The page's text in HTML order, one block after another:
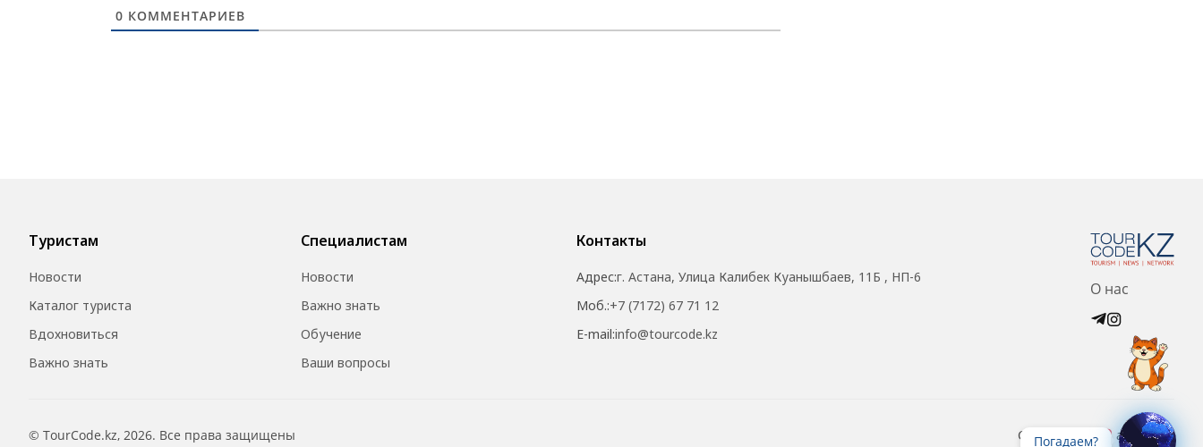
0 КОММЕНТАРИЕВ
Туристам
Новости
Каталог туриста
Вдохновиться
Важно знать
Специалистам
Новости
Важно знать
Обучение
Ваши вопросы
Контакты
Адрес:г. Астана, Улица Калибек Куанышбаев, 11Б , НП-6
Моб.:+7 (7172) 67 71 12
E-mail:info@tourcode.kz
О нас
© TourCode.kz, 2026. Все права защищены Created with at ZIZ Inc.
Погадаем?